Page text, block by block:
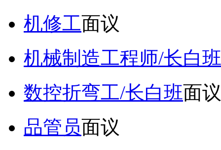
机修工面议
机械制造工程师/长白班
数控折弯工/长白班面议
品管员面议